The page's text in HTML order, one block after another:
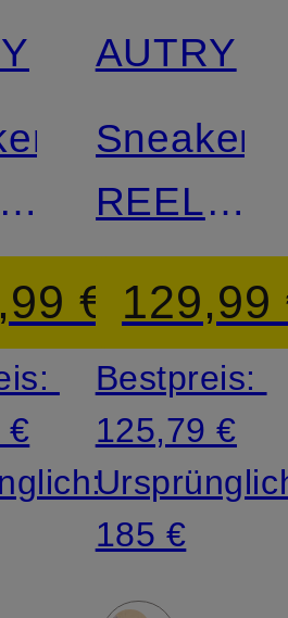
€
€
AUTRY
Sneaker
LOW
UT129,99
Bestpreis:
125,79 €
185 €